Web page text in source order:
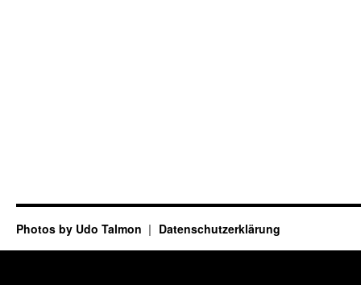
Photos by Udo Talmon Datenschutzerklärung